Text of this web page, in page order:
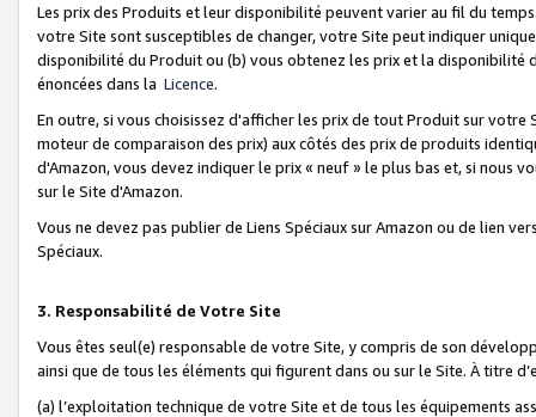
Les prix des Produits et leur disponibilité peuvent varier au fil du
votre Site sont susceptibles de changer, votre Site peut indiquer
disponibilité du Produit ou (b) vous obtenez les prix et la disponibilité
énoncées dans la Licence.
En outre, si vous choisissez d'afficher les prix de tout Produit sur
moteur de comparaison des prix) aux côtés des prix de produits
d'Amazon, vous devez indiquer le prix « neuf » le plus bas et, si nous
sur le Site d'Amazon.
Vous ne devez pas publier de Liens Spéciaux sur Amazon ou de lien
Spéciaux.
3. Responsabilité de Votre Site
Vous êtes seul(e) responsable de votre Site, y compris de son
ainsi que de tous les éléments qui figurent dans ou sur le Site. À titre
(a) l’exploitation technique de votre Site et de tous les équipements